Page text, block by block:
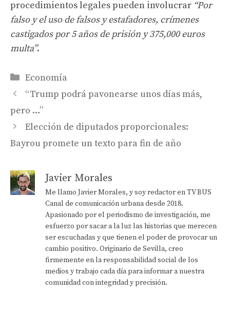
procedimientos legales pueden involucrar “Por
falso y el uso de falsos y estafadores, crímenes
castigados por 5 años de prisión y 375,000 euros
multa”.
Categorías
Economía
“Trump podrá pavonearse unos días más,
pero …”
Elección de diputados proporcionales:
Bayrou promete un texto para fin de año
Javier Morales
Me llamo Javier Morales, y soy redactor en TV BUS
Canal de comunicación urbana desde 2018.
Apasionado por el periodismo de investigación, me
esfuerzo por sacar a la luz las historias que merecen
ser escuchadas y que tienen el poder de provocar un
cambio positivo. Originario de Sevilla, creo
firmemente en la responsabilidad social de los
medios y trabajo cada día para informar a nuestra
comunidad con integridad y precisión.